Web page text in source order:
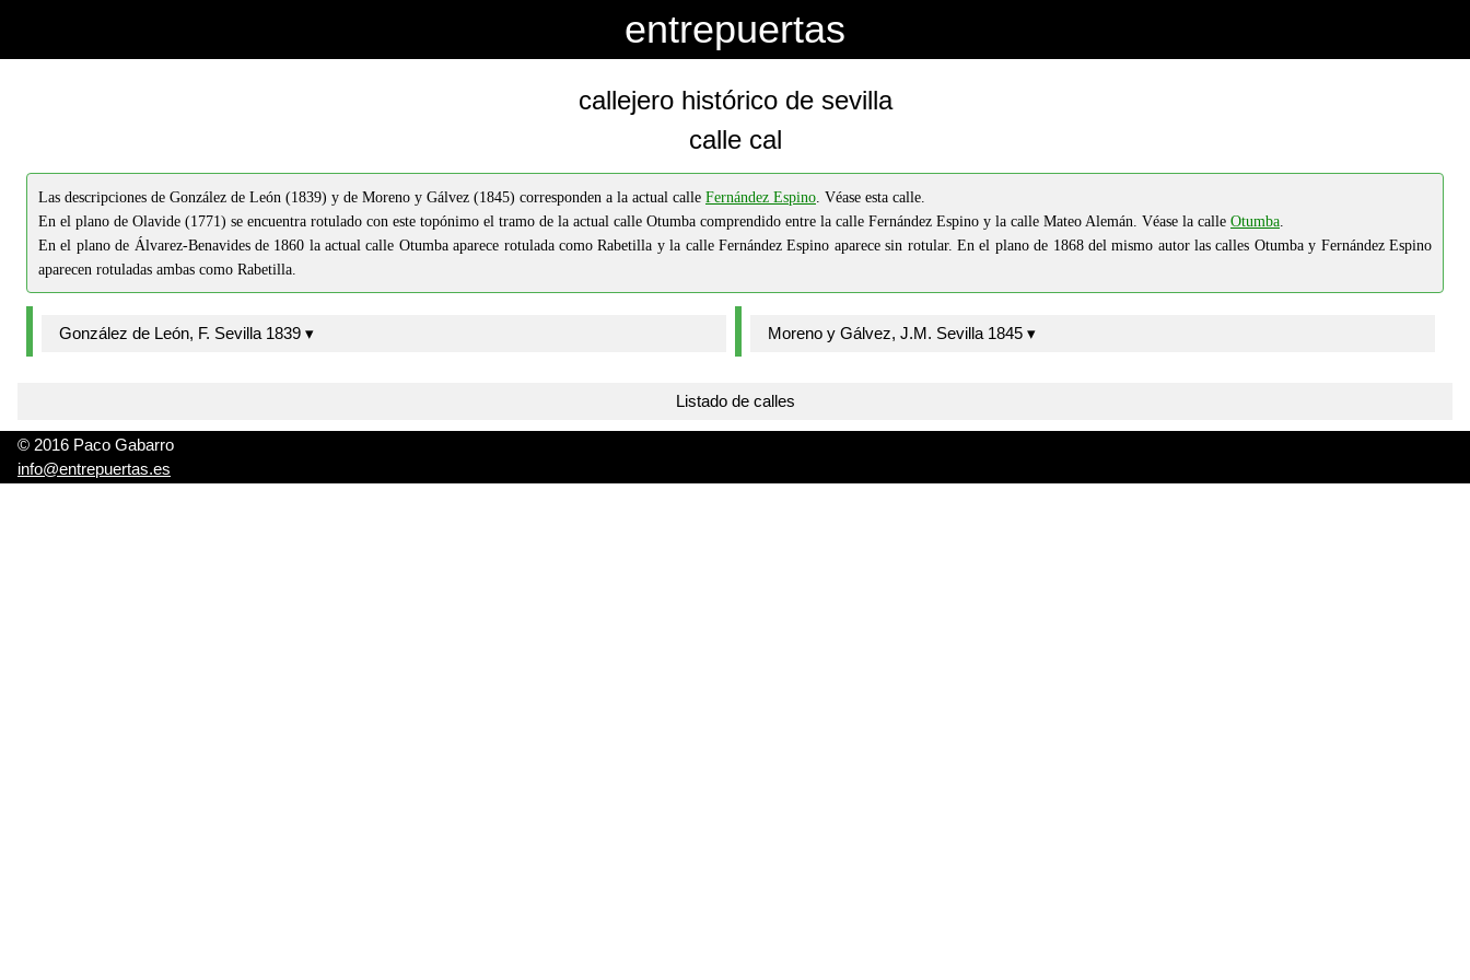
entrepuertas
callejero histórico de sevilla
calle cal
Las descripciones de González de León (1839) y de Moreno y Gálvez (1845) corresponden a la actual calle Fernández Espino. Véase esta calle.
En el plano de Olavide (1771) se encuentra rotulado con este topónimo el tramo de la actual calle Otumba comprendido entre la calle Fernández Espino y la calle Mateo Alemán. Véase la calle Otumba.
En el plano de Álvarez-Benavides de 1860 la actual calle Otumba aparece rotulada como Rabetilla y la calle Fernández Espino aparece sin rotular. En el plano de 1868 del mismo autor las calles Otumba y Fernández Espino
aparecen rotuladas ambas como Rabetilla.
González de León, F. Sevilla 1839 ▾ Moreno y Gálvez, J.M. Sevilla 1845 ▾
Listado de calles
© 2016 Paco Gabarro
info@entrepuertas.es